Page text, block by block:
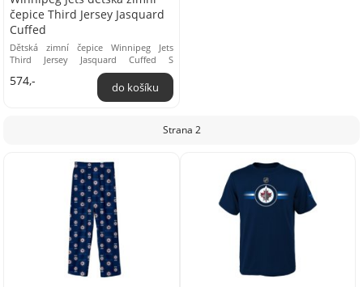
čepice Third Jersey Jasquard
Cuffed
Dětská zimní čepice Winnipeg Jets
Third Jersey Jasquard Cuffed S
pletenou zimní čepicí Winnipeg Jets
kolekce Third ...
574,-
Strana 2